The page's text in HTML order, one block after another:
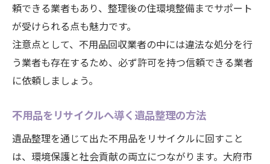
頼できる業者もあり、整理後の住環境整備までサポート
が受けられる点も魅力です。
注意点として、不用品回収業者の中には違法な処分を行
う業者も存在するため、必ず許可を持つ信頼できる業者
に依頼しましょう。
不用品をリサイクルへ導く遺品整理の方法
遺品整理を通じて出た不用品をリサイクルに回すこと
は、環境保護と社会貢献の両立につながります。大府市